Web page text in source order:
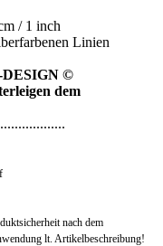
/ 1 inch
Linien
DESIGN ©
dem
nach dem
lt. Artikelbeschreibung!